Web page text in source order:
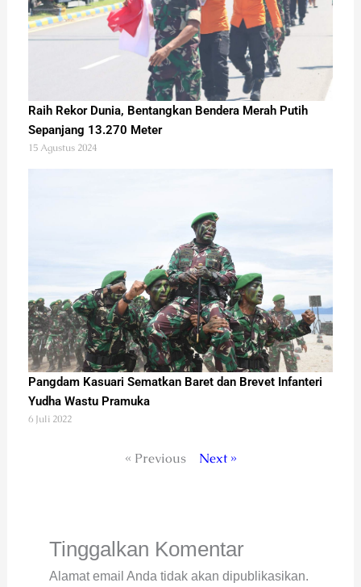
Raih Rekor Dunia, Bentangkan Bendera Merah Putih
Sepanjang 13.270 Meter
15 Agustus 2024
Pangdam Kasuari Sematkan Baret dan Brevet Infanteri
Yudha Wastu Pramuka
6 Juli 2022
« Previous Next »
Tinggalkan Komentar
Alamat email Anda tidak akan dipublikasikan.